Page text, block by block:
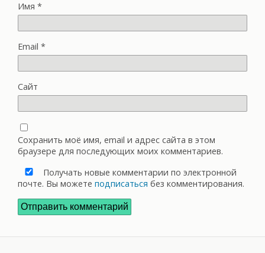
Имя *
Email *
Сайт
Сохранить моё имя, email и адрес сайта в этом
браузере для последующих моих комментариев.
Получать новые комментарии по электронной
почте. Вы можете подписаться без комментирования.